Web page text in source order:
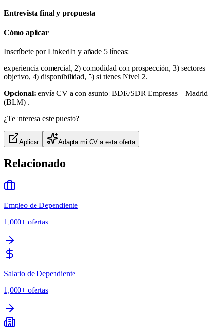
Entrevista final y propuesta
Cómo aplicar
Inscríbete por LinkedIn y añade 5 líneas:
experiencia comercial, 2) comodidad con prospección, 3) sectores
objetivo, 4) disponibilidad, 5) si tienes Nivel 2.
Opcional: envía CV a con asunto: BDR/SDR Empresas – Madrid
(BLM) .
¿Te interesa este puesto?
Aplicar Adapta mi CV a esta oferta
Relacionado
Empleo de Dependiente
1,000+ ofertas
Salario de Dependiente
1,000+ ofertas